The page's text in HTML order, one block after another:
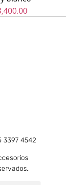
3397 4542